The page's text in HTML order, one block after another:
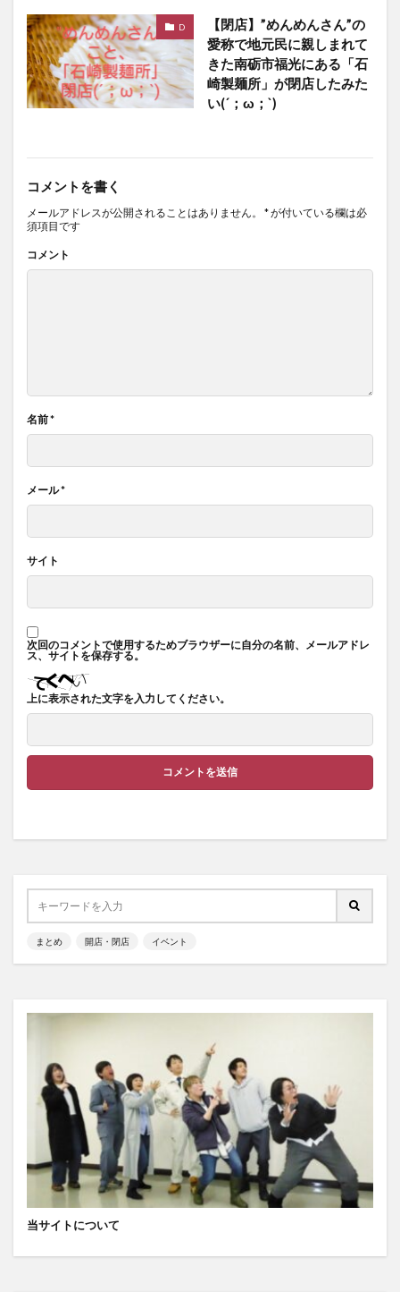
D
【閉店】”めんめんさん”の
愛称で地元民に親しまれて
きた南砺市福光にある「石
崎製麺所」が閉店したみた
い(´；ω；`)
コメントを書く
メールアドレスが公開されることはありません。 *が付いている欄は必
須項目です
コメント
名前*
メール*
サイト
次回のコメントで使用するためブラウザーに自分の名前、メールアドレ
ス、サイトを保存する。
上に表示された文字を入力してください。
まとめ 開店・閉店 イベント
当サイトについて